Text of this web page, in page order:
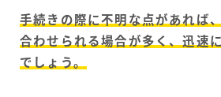
手続きの際に不明な点があれば
合わせられる場合が多く、迅速
でしょう。